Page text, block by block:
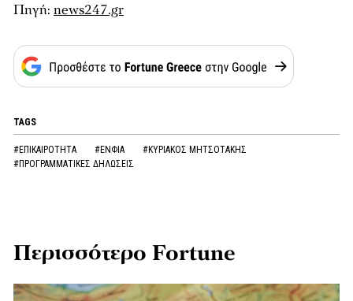
Πηγή: news247.gr
TAGS
#ΕΠΙΚΑΙΡΟΤΗΤΑ #ΕΝΦΙΑ
#ΚΥΡΙΑΚΟΣ ΜΗΤΣΟΤΑΚΗΣ
#ΠΡΟΓΡΑΜΜΑΤΙΚΕΣ ΔΗΛΩΣΕΙΣ
Περισσότερο Fortune